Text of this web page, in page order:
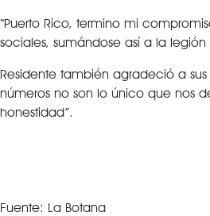
“Puerto Rico, termino mi
sociales, sumándose así a la
Residente también agradeció a
números no son lo único que nos
honestidad”.
Fuente: La Botana